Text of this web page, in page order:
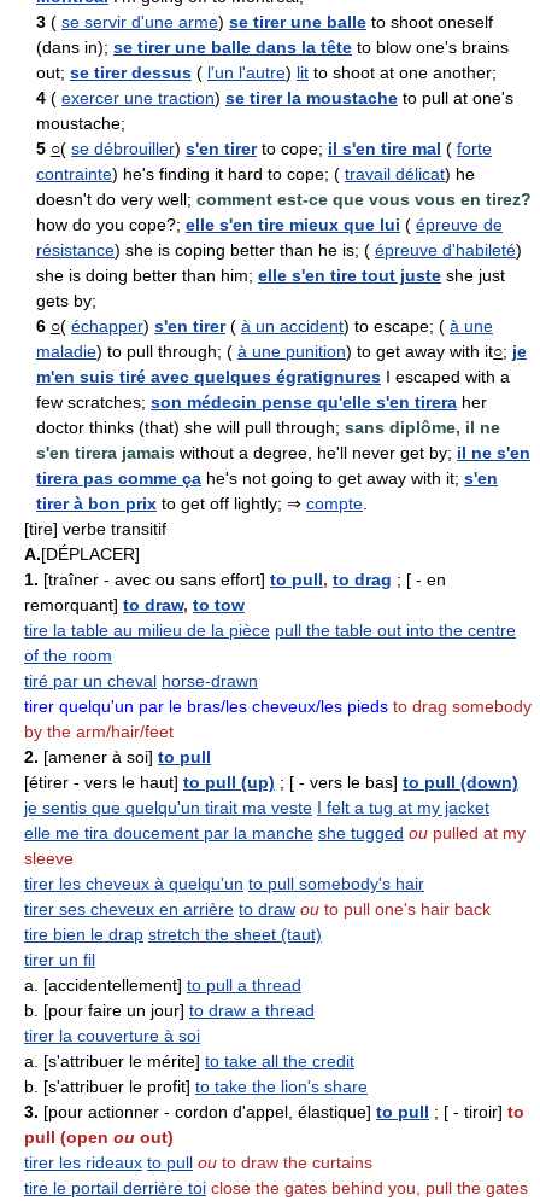
3 ( se servir d'une arme) se tirer une balle to shoot oneself
(dans in); se tirer une balle dans la tête to blow one's brains
out; se tirer dessus ( l'un l'autre) lit to shoot at one another;
4 ( exercer une traction) se tirer la moustache to pull at one's
moustache;
5 ○( se débrouiller) s'en tirerto cope; il s'en tire mal ( forte
contrainte) he's finding it hard to cope; ( travail délicat) he
doesn't do very well; comment est-ce que vous vous en tirez?
how do you cope?; elle s'en tire mieux que lui ( épreuve de
résistance) she is coping better than he is; ( épreuve d'habileté)
she is doing better than him; elle s'en tire tout juste she just
gets by;
6 ○( échapper) s'en tirer( à un accident) to escape; ( à une
maladie) to pull through; ( à une punition) to get away with it○; je
m'en suis tiré avec quelques égratignures I escaped with a
few scratches; son médecin pense qu'elle s'en tirera her
doctor thinks (that) she will pull through; sans diplôme, il ne
s'en tirera jamais without a degree, he'll never get by; il ne s'en
tirera pas comme ça he's not going to get away with it; s'en
tirer à bon prix to get off lightly; ⇒ compte
[tire] verbe transitif
A.[DÉPLACER]
1. [traîner - avec ou sans effort] to pull, to drag ; [ - en
remorquant] to draw, to tow
tire la table au milieu de la pièce pull the table out into the centre
of the room
tiré par un cheval horse-drawn
tirer quelqu'un par le bras/les cheveux/les pieds to drag somebody
by the arm/hair/feet
2. [amener à soi] to pull
[étirer - vers le haut] to pull (up) ; [ - vers le bas] to pull (down)
je sentis que quelqu'un tirait ma veste I felt a tug at my jacket
elle me tira doucement par la manche she tugged ou pulled at my
sleeve
tirer les cheveux à quelqu'un to pull somebody's hair
tirer ses cheveux en arrière to draw ou to pull one's hair back
tire bien le drap stretch the sheet (taut)
tirer un fil
a. [accidentellement] to pull a thread
b. [pour faire un jour] to draw a thread
tirer la couverture à soi
a. [s'attribuer le mérite] to take all the credit
b. [s'attribuer le profit] to take the lion's share
3. [pour actionner - cordon d'appel, élastique] to pull ; [ - tiroir] to
pull (open ou out)
tirer les rideaux to pull ou to draw the curtains
tire le portail derrière toi close the gates behind you, pull the gates